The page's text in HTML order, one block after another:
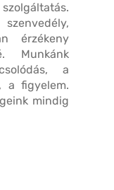
érzékeny
Munkánk
a
a figyelem.
mindig